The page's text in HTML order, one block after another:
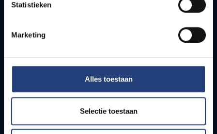
Statistieken
Marketing
Alles toestaan
Selectie toestaan
How to get to the VUB campuses
Students
PhD students
Teachers and secondary schools